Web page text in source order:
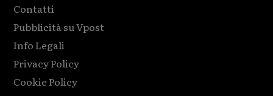
Contatti
Pubblicità su Vpost
Info Legali
Privacy Policy
Cookie Policy